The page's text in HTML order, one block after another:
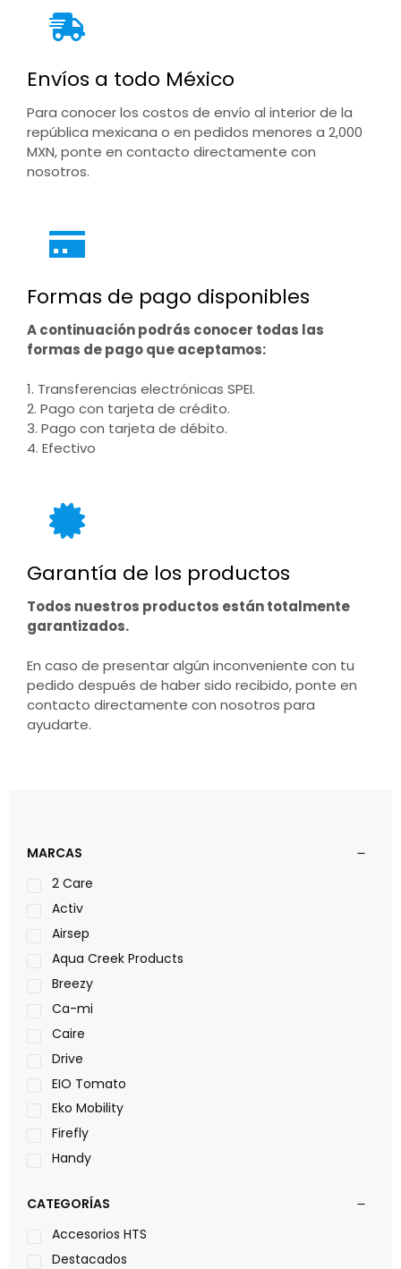
Envíos a todo México
Para conocer los costos de envío al interior de la
república mexicana o en pedidos menores a 2,000
MXN, ponte en contacto directamente con
nosotros.
Formas de pago disponibles
A continuación podrás conocer todas las
formas de pago que aceptamos:
1. Transferencias electrónicas SPEI.
2. Pago con tarjeta de crédito.
3. Pago con tarjeta de débito.
4. Efectivo
Garantía de los productos
Todos nuestros productos están totalmente
garantizados.
En caso de presentar algún inconveniente con tu
pedido después de haber sido recibido, ponte en
contacto directamente con nosotros para
ayudarte.
MARCAS
2 Care
Activ
Airsep
Aqua Creek Products
Breezy
Ca-mi
Caire
Drive
EIO Tomato
Eko Mobility
Firefly
Handy
Leggero
Lumex
Medical Store
CATEGORÍAS
Accesorios HTS
Destacados